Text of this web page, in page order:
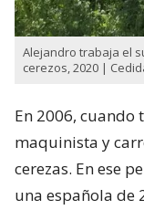
Alejandro trabaja el
cerezos, 2020 |
En 2006, cuando
maquinista y
cerezas. En ese
una española de